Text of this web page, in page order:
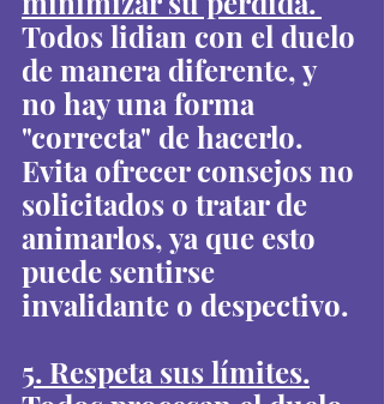
Todos lidian con el duelo
de manera diferente, y
no hay una forma
"correcta" de hacerlo.
Evita ofrecer consejos no
solicitados o tratar de
animarlos, ya que esto
puede sentirse
invalidante o despectivo.
5. Respeta sus límites.